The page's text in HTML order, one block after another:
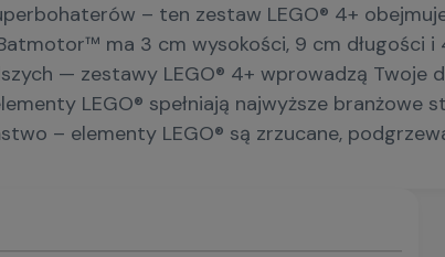
– ten zestaw LEGO® 4+
ma 3 cm wysokości, 9 cm długości
— zestawy LEGO® 4+ wprowadzą
LEGO® spełniają najwyższe
– elementy LEGO® są zrzucane,